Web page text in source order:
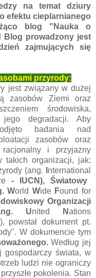
na temat dziury
efektu cieplarnianego
blog "Nauka o
Blog prowadzony jest
zajmujących się
przyrody:
jest związany w dużej
zasobów Ziemi oraz
środowiska,
jego degradacji. Aby
badania nad
zasobów oraz
i przyjazny
takich organizacji, jak:
(ang.
nternational
- IUCN), Światowy
World Wide Found for
Organizacji
United Nations
), powstał dokument pt.
W dokumencie tym
Według jej
gospodarczy świata, w
ludzi nie ograniczy
pokolenia. Stan